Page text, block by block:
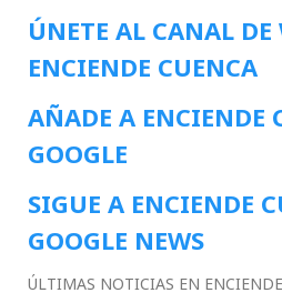
ÚNETE AL CANAL DE
ENCIENDE CUENCA
AÑADE A ENCIENDE
GOOGLE
SIGUE A ENCIENDE
GOOGLE NEWS
ÚLTIMAS NOTICIAS EN